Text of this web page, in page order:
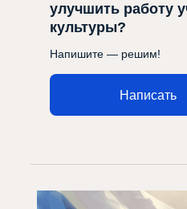
улучшить работу
культуры?
Напишите — решим!
Написать